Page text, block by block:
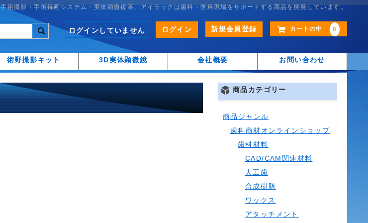
手術撮影・手術録画システム・実体顕微鏡等、アイラックは歯科・医科現場をサポートする商品を開発しています。
カートの中 0
ログインしていません ログイン 新規会員登録
術野撮影キット 3D実体顕微鏡 会社概要 お問い合わせ
商品カテゴリー
商品ジャンル
歯科商材オンラインショップ
歯科材料
CAD/CAM関連材料
人工歯
合成樹脂
ワックス
アタッチメント